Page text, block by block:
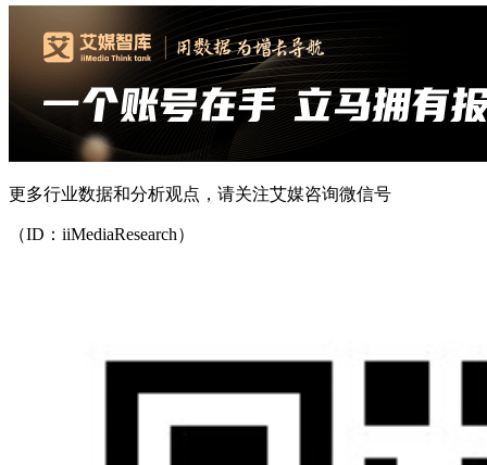
更多行业数据和分析观点，请关注艾媒咨询微信号
（ID：iiMediaResearch）